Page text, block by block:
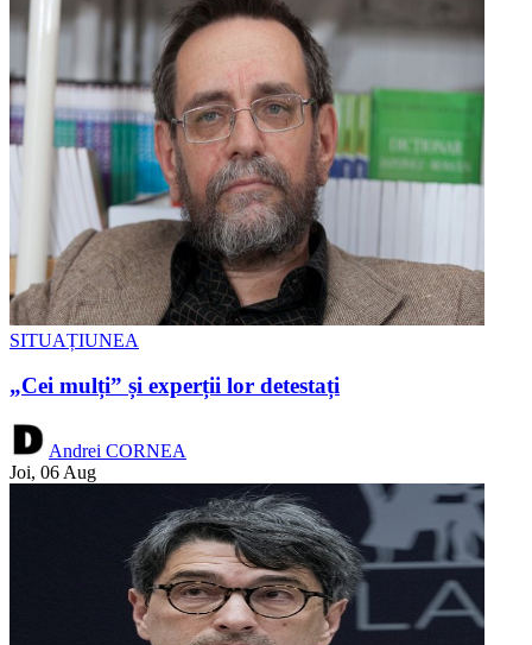
SITUAȚIUNEA
„Cei mulți” și experții lor detestați
Andrei CORNEA
Joi, 06 Aug